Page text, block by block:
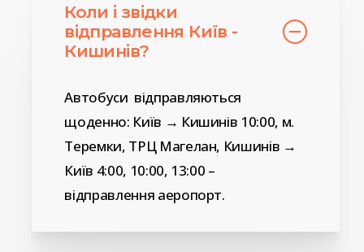
Коли і звідки
відправлення Київ -
Кишинів?
Автобуси відправляються
щоденно: Київ → Кишинів 10:00, м.
Теремки, ТРЦ Магелан, Кишинів →
Київ 4:00, 10:00, 13:00 –
відправлення аеропорт.